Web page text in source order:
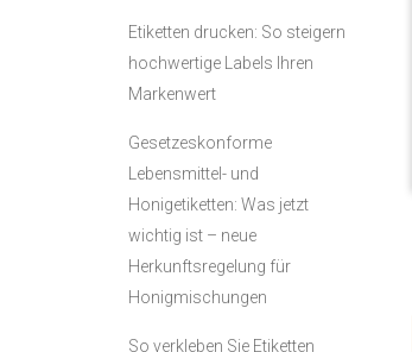
Etiketten drucken: So steigern
hochwertige Labels Ihren
Markenwert
Gesetzeskonforme
Lebensmittel- und
Honigetiketten: Was jetzt
wichtig ist – neue
Herkunftsregelung für
Honigmischungen
So verkleben Sie Etiketten